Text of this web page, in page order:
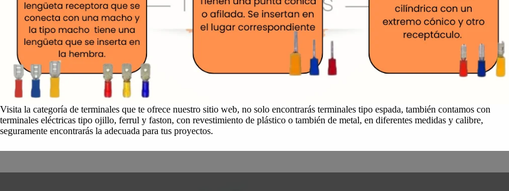
Visita la categoría de terminales que te ofrece nuestro sitio web, no solo encontrarás terminales tipo espada, también contamos con
terminales eléctricas tipo ojillo, ferrul y faston, con revestimiento de plástico o también de metal, en diferentes medidas y calibre,
seguramente encontrarás la adecuada para tus proyectos.